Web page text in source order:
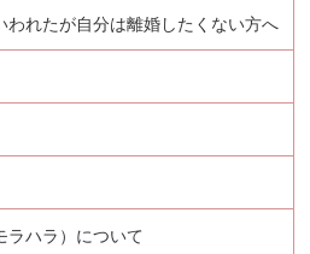
われたが自分は離婚したくない方へ
ラハラ）について